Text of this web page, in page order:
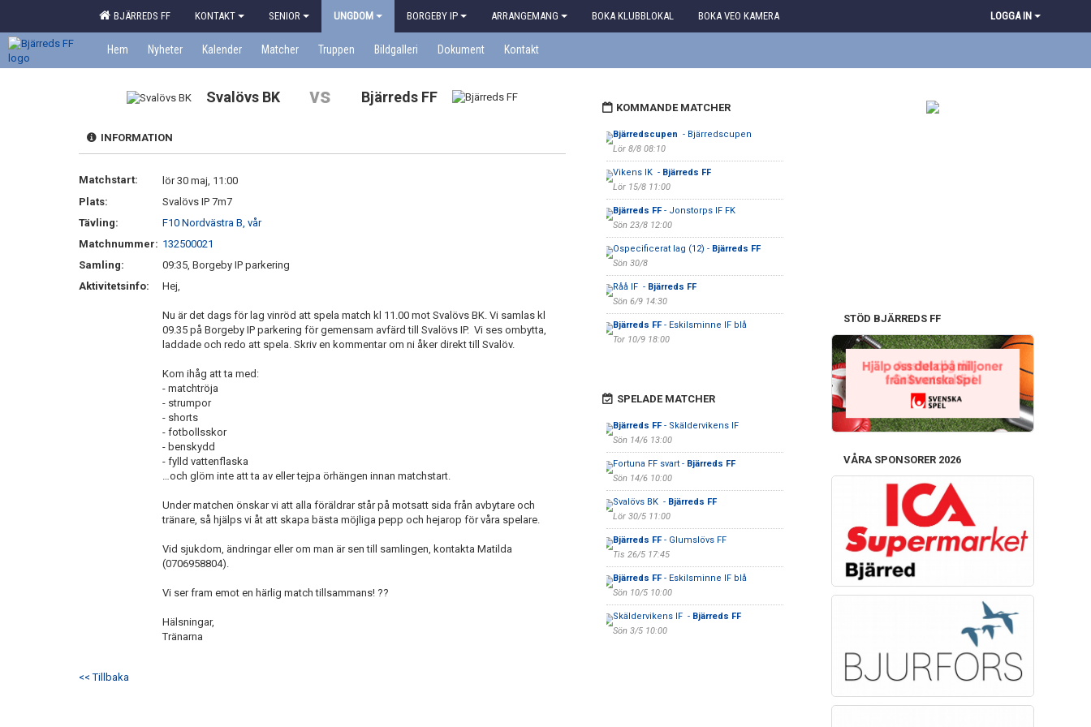
BJÄRREDS FF KONTAKT SENIOR UNGDOM BORGEBY IP ARRANGEMANG BOKA KLUBBLOKAL BOKA VEO KAMERA LOGGA IN
Hem Nyheter Kalender Matcher Truppen Bildgalleri Dokument Kontakt
Svalövs BK vs Bjärreds FF
INFORMATION
Matchstart:
lör 30 maj, 11:00
Plats:
Svalövs IP 7m7
Tävling:
F10 Nordvästra B, vår
Matchnummer: 132500021
Samling:
09:35, Borgeby IP parkering
Aktivitetsinfo:
Hej,
Nu är det dags för lag vinröd att spela match kl 11.00 mot Svalövs BK. Vi samlas kl
09.35 på Borgeby IP parkering för gemensam avfärd till Svalövs IP. Vi ses ombytta,
laddade och redo att spela. Skriv en kommentar om ni åker direkt till Svalöv.
Kom ihåg att ta med:
- matchtröja
- strumpor
- shorts
- fotbollsskor
- benskydd
- fylld vattenflaska
…och glöm inte att ta av eller tejpa örhängen innan matchstart.
Under matchen önskar vi att alla föräldrar står på motsatt sida från avbytare och
tränare, så hjälps vi åt att skapa bästa möjliga pepp och hejarop för våra spelare.
Vid sjukdom, ändringar eller om man är sen till samlingen, kontakta Matilda
(0706958804).
Vi ser fram emot en härlig match tillsammans! ??
Hälsningar,
Tränarna
<< Tillbaka
KOMMANDE MATCHER
Bjärredscupen - Bjärredscupen
Lör 8/8 08:10
Vikens IK - Bjärreds FF
Lör 15/8 11:00
Bjärreds FF- Jonstorps IF FK
Sön 23/8 12:00
Ospecificerat lag (12) - Bjärreds FF
Sön 30/8
Råå IF - Bjärreds FF
Sön 6/9 14:30
Bjärreds FF- Eskilsminne IF blå
Tor 10/9 18:00
SPELADE MATCHER
Bjärreds FF- Skäldervikens IF
Sön 14/6 13:00
Fortuna FF svart - Bjärreds FF
Sön 14/6 10:00
Svalövs BK - Bjärreds FF
Lör 30/5 11:00
Bjärreds FF- Glumslövs FF
Tis 26/5 17:45
Bjärreds FF- Eskilsminne IF blå
Sön 10/5 10:00
Skäldervikens IF - Bjärreds FF
Sön 3/5 10:00
STÖD BJÄRREDS FF
VÅRA SPONSORER 2026